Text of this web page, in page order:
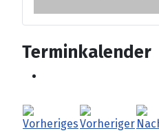
Terminkalender